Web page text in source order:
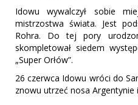
Idowu wywalczył sobie
mistrzostwa świata. Jest
Rohra. Do tej pory
skompletował siedem
„Super Orłów”.
26 czerwca Idowu wróci do
znowu utrzeć nosa Argentynie